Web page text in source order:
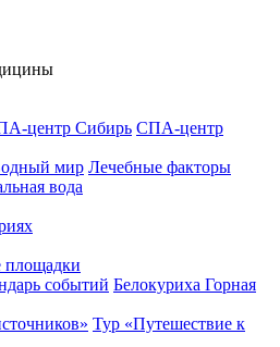
центр Сибирь СПА-центр
мир Лечебные факторы
вода
площадки
событий Белокуриха Горная
Тур «Путешествие к